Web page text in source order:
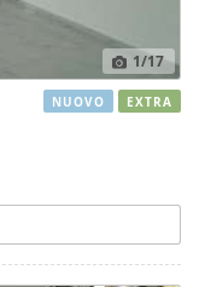
1/17
NUOVO EXTRA